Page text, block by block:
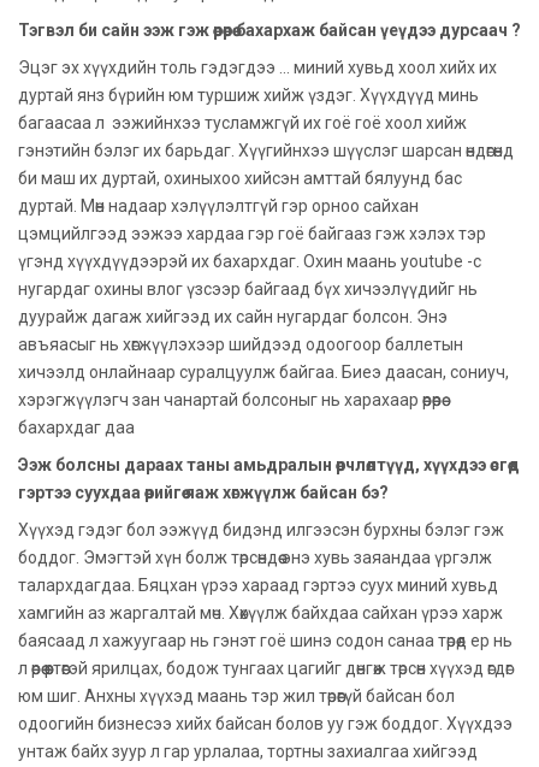
Тэгвэл би сайн ээж гэж өөрөөрөө бахархаж байсан үеүдээ дурсаач ?
Эцэг эх хүүхдийн толь гэдэгдээ ... миний хувьд хоол хийх их
дуртай янз бүрийн юм туршиж хийж үздэг. Хүүхдүүд минь
багаасаа л ээжийнхээ тусламжгүй их гоё гоё хоол хийж
гэнэтийн бэлэг их барьдаг. Хүүгийнхээ шүүслэг шарсан өндөгөнд
би маш их дуртай, охиныхоо хийсэн амттай бялуунд бас
дуртай. Мөн надаар хэлүүлэлтгүй гэр орноо сайхан
цэмцийлгээд ээжээ хардаа гэр гоё байгааз гэж хэлэх тэр
үгэнд хүүхдүүдээрэй их бахархдаг. Охин маань youtube -с
нугардаг охины влог үзсээр байгаад бүх хичээлүүдийг нь
дуурайж дагаж хийгээд их сайн нугардаг болсон. Энэ
авъяасыг нь хөгжүүлэхээр шийдээд одоогоор баллетын
хичээлд онлайнаар суралцуулж байгаа. Биеэ даасан, сониуч,
хэрэгжүүлэгч зан чанартай болсоныг нь харахаар өөрөөрөө
бахархдаг даа
Ээж болсны дараах таны амьдралын өөрчлөлтүүд, хүүхдээ өсгөөд
гэртээ суухдаа өөрийгөө яаж хөгжүүлж байсан бэ?
Хүүхэд гэдэг бол ээжүүд бидэнд илгээсэн бурхны бэлэг гэж
боддог. Эмэгтэй хүн болж төрсөндөө энэ хувь заяандаа үргэлж
талархдагдаа. Бяцхан үрээ хараад гэртээ суух миний хувьд
хамгийн аз жаргалтай мөч. Хөхүүлж байхдаа сайхан үрээ харж
баясаад л хажуугаар нь гэнэт гоё шинэ содон санаа төрөөд ер нь
л өөрөө өөртөөгэй ярилцах, бодож тунгаах цагийг дөнгөж төрсөн хүүхэд өгдөг
юм шиг. Анхны хүүхэд маань тэр жил төрөөгүй байсан бол
одоогийн бизнесээ хийх байсан болов уу гэж боддог. Хүүхдээ
унтаж байх зуур л гар урлалаа, тортны захиалгаа хийгээд